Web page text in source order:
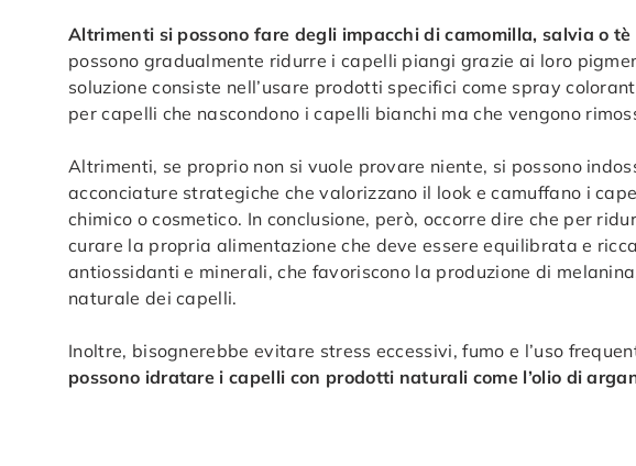
Altrimenti si possono fare degli impacchi di camomilla, salvia o tè
possono gradualmente ridurre i capelli piangi grazie ai loro
soluzione consiste nell’usare prodotti specifici come spray
per capelli che nascondono i capelli bianchi ma che vengono
Altrimenti, se proprio non si vuole provare niente, si possono
acconciature strategiche che valorizzano il look e camuffano i
chimico o cosmetico. In conclusione, però, occorre dire che per
curare la propria alimentazione che deve essere equilibrata e
antiossidanti e minerali, che favoriscono la produzione di
naturale dei capelli.
Inoltre, bisognerebbe evitare stress eccessivi, fumo e l’uso
possono idratare i capelli con prodotti naturali come l’olio di